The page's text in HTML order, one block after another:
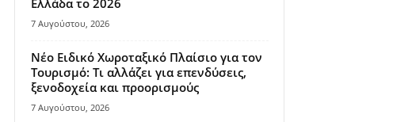
Ελλάδα το 2026
7 Αυγούστου, 2026
Νέο Ειδικό Χωροταξικό Πλαίσιο για τον
Τουρισμό: Τι αλλάζει για επενδύσεις,
ξενοδοχεία και προορισμούς
7 Αυγούστου, 2026